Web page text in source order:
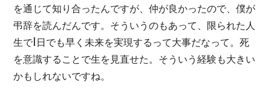
を通じて知り合ったんですが、仲が良かったので、僕が
弔辞を読んだんです。そういうのもあって、限られた人
生で1日でも早く未来を実現するって大事だなって。死
を意識することで生を見直せた。そういう経験も大きい
かもしれないですね。